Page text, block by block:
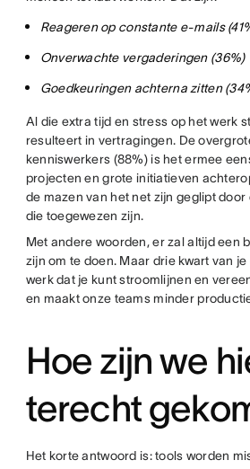
Reageren op constante e-mails
Onverwachte vergaderingen (36%)
Goedkeuringen achterna zitten
Al die extra tijd en stress op het werk
resulteert in vertragingen. De
kenniswerkers (88%) is het ermee
projecten en grote initiatieven
de mazen van het net zijn geglipt
die toegewezen zijn.
Met andere woorden, er zal altijd een
zijn om te doen. Maar drie kwart van
werk dat je kunt stroomlijnen en
en maakt onze teams minder
Hoe zijn we
terecht
Het korte antwoord is: tools worden